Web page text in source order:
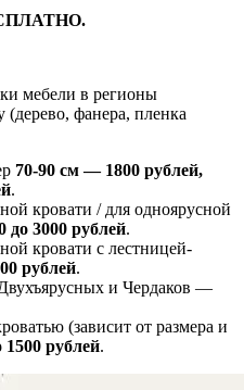
мебели в регионы
фанера, пленка
70-90 см — 1800 рублей,
.
кровати / для одноярусной
до 3000 рублей.
кровати с лестницей-
рублей.
и Чердаков —
(зависит от размера и
1500 рублей.